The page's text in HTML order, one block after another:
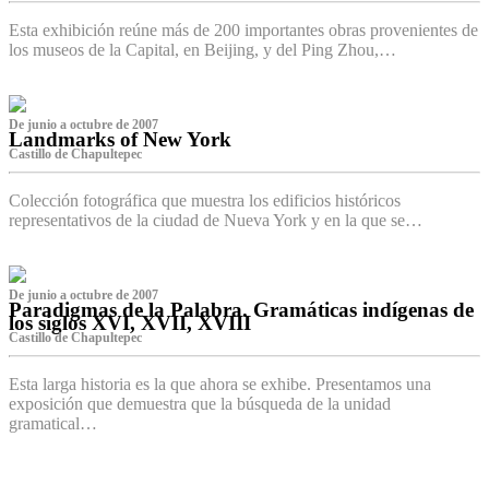
Esta exhibición reúne más de 200 importantes obras provenientes de
los museos de la Capital, en Beijing, y del Ping Zhou,…
De junio a octubre de 2007
Landmarks of New York
Castillo de Chapultepec
Colección fotográfica que muestra los edificios históricos
representativos de la ciudad de Nueva York y en la que se…
De junio a octubre de 2007
Paradigmas de la Palabra. Gramáticas indígenas de
los siglos XVI, XVII, XVIII
Castillo de Chapultepec
Esta larga historia es la que ahora se exhibe. Presentamos una
exposición que demuestra que la búsqueda de la unidad
gramatical…